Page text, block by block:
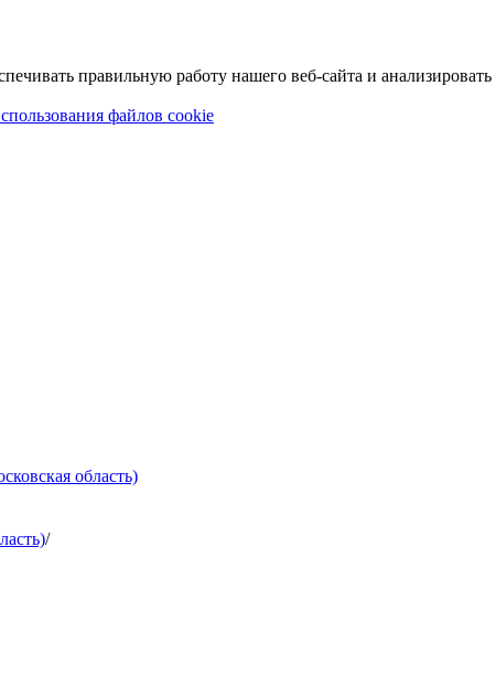
правильную работу нашего веб-сайта и анализировать
файлов cookie
область)
/